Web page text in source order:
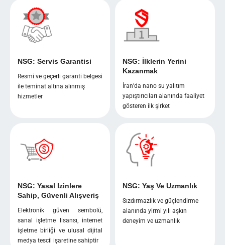
NSG: Servis Garantisi
Resmi ve geçerli garanti belgesi
ile teminat altına alınmış
hizmetler
NSG: İlklerin Yerini
Kazanmak
İran’da nano su yalıtım
yapıştırıcıları alanında faaliyet
gösteren ilk şirket
NSG: Yasal Izinlere
Sahip, Güvenli Alışveriş
Elektronik güven sembolü,
sanal işletme lisansı, internet
işletme birliği ve ulusal dijital
medya tescil işaretine sahiptir
NSG: Yaş Ve Uzmanlık
Sızdırmazlık ve güçlendirme
alanında yirmi yılı aşkın
deneyim ve uzmanlık